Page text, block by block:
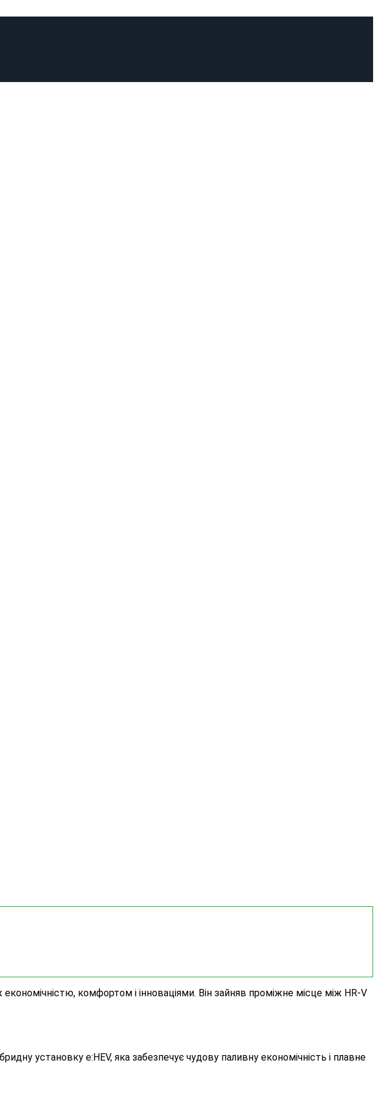
комфортом і інноваціями. Він зайняв проміжне місце між HR-V
установку e:HEV, яка забезпечує чудову паливну економічність і плавне